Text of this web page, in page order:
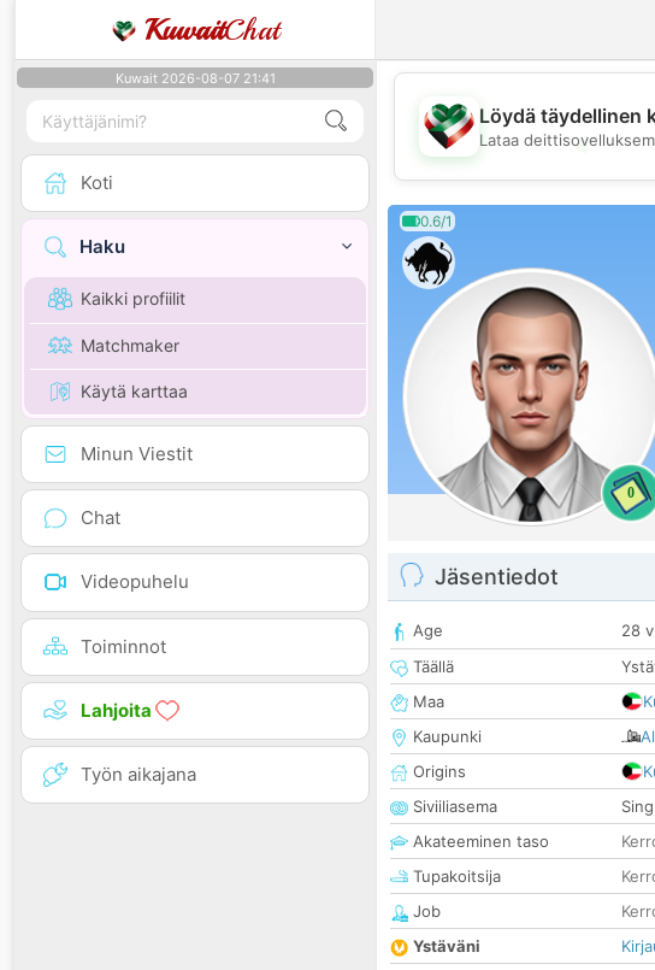
KuwaitChat
Kuwait 2026-08-07 21:41
Koti
Haku
Kaikki profiilit
Matchmaker
Käytä karttaa
Minun Viestit
Chat
Videopuhelu
Toiminnot
Lahjoita
Työn aikajana
💖
Löydä täydellinen
Lataa
0.6/1
0
Jäsentiedot
Age
28
Täällä
Maa
Kaupunki
Origins
Siviiliasema
Akateeminen taso
Tupakoitsija
Job
Ystäväni